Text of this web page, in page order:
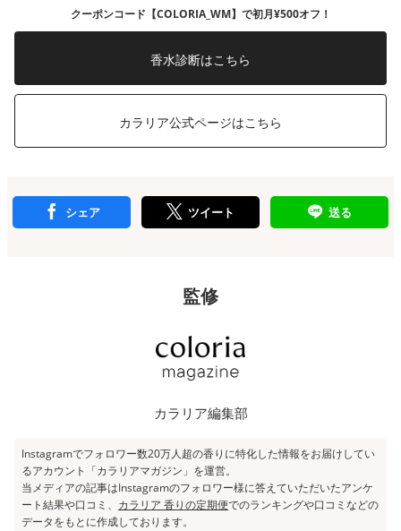
クーポンコード【COLORIA_WM】で初月¥500オフ！
香水診断はこちら
カラリア公式ページはこちら
シェア ツイート 送る
監修
カラリア編集部
Instagramでフォロワー数20万人超の香りに特化した情報をお届けしてい
るアカウント「カラリアマガジン」を運営。
当メディアの記事はInstagramのフォロワー様に答えていただいたアンケ
ート結果や口コミ、 カラリア 香りの定期便でのランキングや口コミなどの
データをもとに作成しております。